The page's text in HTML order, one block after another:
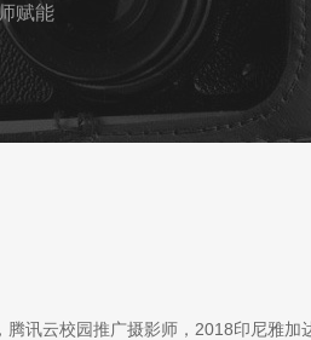
赋能
讯云校园推广摄影师，2018印尼雅加